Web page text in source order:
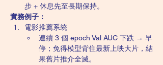
步 + 休息先至長期保持。
實務例子：
電影推薦系統
連續 3 個 epoch Val AUC 下跌 → 早
停；免得模型背住最新上映大片，結
果舊片推介全滅。